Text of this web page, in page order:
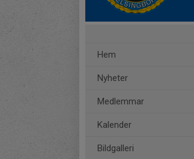
Hem
Nyheter
Medlemmar
Kalender
Bildgalleri